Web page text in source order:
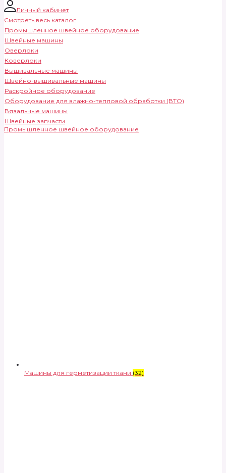
Личный кабинет
Смотреть весь каталог
Промышленное швейное оборудование
Швейные машины
Оверлоки
Коверлоки
Вышивальные машины
Швейно-вышивальные машины
Раскройное оборудование
Оборудование для влажно-тепловой обработки (ВТО)
Вязальные машины
Швейные запчасти
Промышленное швейное оборудование
Машины для герметизации ткани (32)